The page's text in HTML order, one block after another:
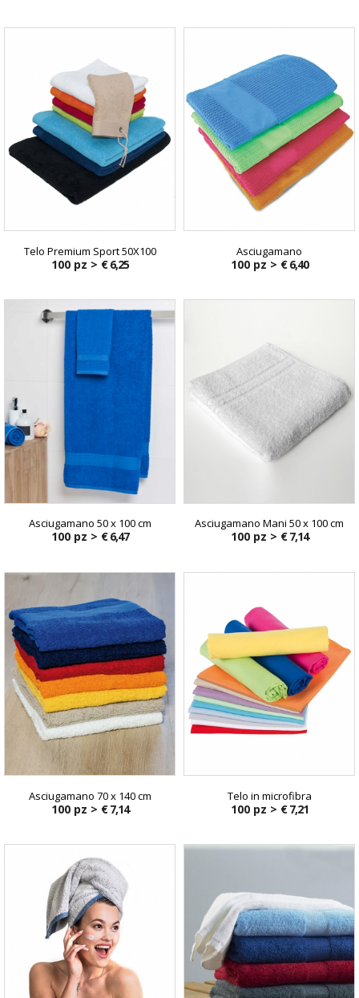
Telo Premium Sport 50X100
100 pz > € 6,25
Asciugamano
100 pz > € 6,40
Asciugamano 50 x 100 cm
100 pz > € 6,47
Asciugamano Mani 50 x 100 cm
100 pz > € 7,14
Asciugamano 70 x 140 cm
100 pz > € 7,14
Telo in microfibra
100 pz > € 7,21